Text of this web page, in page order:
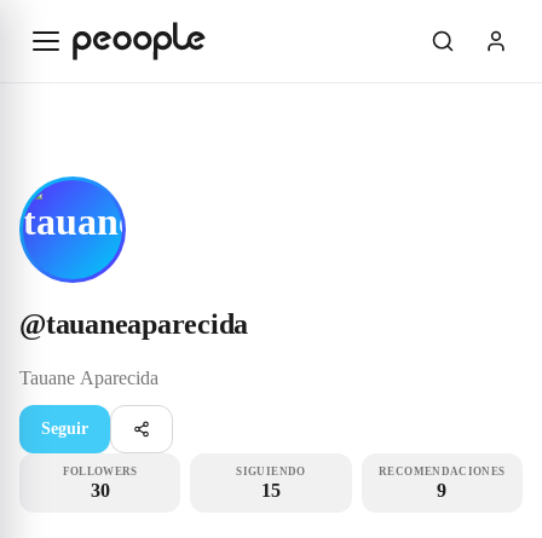
@tauaneaparecida
Tauane Aparecida
Seguir
FOLLOWERS
30
SIGUIENDO
15
RECOMENDACIONES
9